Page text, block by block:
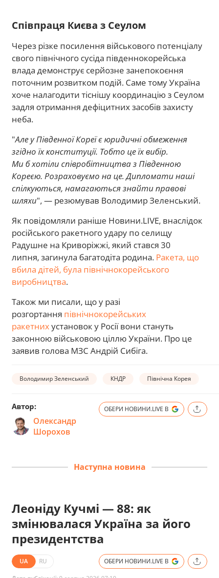
Співпраця Києва з Сеулом
Через різке посилення військового потенціалу
свого північного сусіда південнокорейська
влада демонструє серйозне занепокоєння
поточним розвитком подій. Саме тому Україна
хоче налагодити тіснішу координацію з Сеулом
задля отримання дефіцитних засобів захисту
неба.
"Але у Південної Кореї є юридичні обмеження
згідно їх конституції. Тобто це їх вибір.
Ми б хотіли співробітництва з Південною
Кореєю. Розраховуємо на це. Дипломати наші
спілкуються, намагаються знайти правові
шляхи", — резюмував Володимир Зеленський.
Як повідомляли раніше Новини.LIVE, внаслідок
російського ракетного удару по селищу
Радушне на Криворіжжі, який стався 30
липня, загинула багатодіта родина. Ракета, що
вбила дітей, була північнокорейського
виробництва.
Також ми писали, що у разі
розгортання північнокорейських
ракетнихустановок у Росії вони стануть
законною військовою ціллю України. Про це
заявив голова МЗС Андрій Сибіга.
Володимир Зеленський КНДР Північна Корея
Автор:
Олександр
Шорохов
ОБЕРИ НОВИНИ.LIVE В
Наступна новина
Леоніду Кучмі — 88: як
змінювалася Україна за його
президентства
UA RU ОБЕРИ НОВИНИ.LIVE В